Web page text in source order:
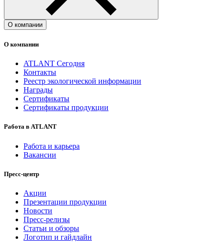
О компании
О компании
ATLANT Сегодня
Контакты
Реестр экологической информации
Награды
Сертификаты
Сертификаты продукции
Работа в ATLANT
Работа и карьера
Вакансии
Пресс-центр
Акции
Презентации продукции
Новости
Пресс-релизы
Статьи и обзоры
Логотип и гайдлайн